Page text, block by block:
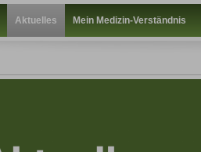
Aktuelles Mein Medizin-Verständnis